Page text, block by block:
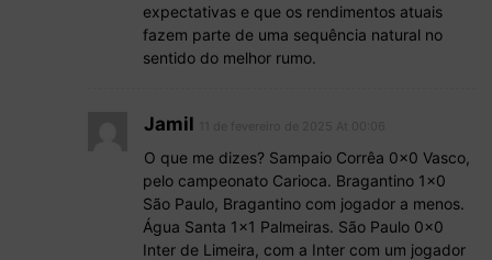
expectativas e que os rendimentos atuais
fazem parte de uma sequência natural no
sentido do melhor rumo.
Jamil
O que me dizes? Sampaio Corrêa 0x0 Vasco,
pelo campeonato Carioca. Bragantino 1×0
São Paulo, Bragantino com jogador a menos.
Água Santa 1×1 Palmeiras. São Paulo 0x0
Inter de Limeira, com a Inter com um jogador